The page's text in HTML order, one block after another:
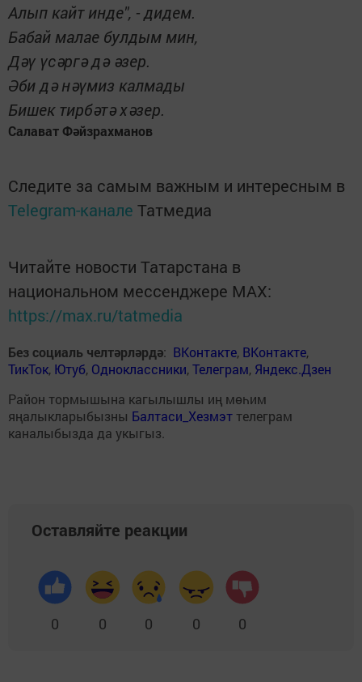
Алып кайт инде", - дидем.
Бабай малае булдым мин,
Дәү үсәргә дә әзер.
Әби дә нәүмиз калмады
Бишек тирбәтә хәзер.
Салават Фәйзрахманов
Следите за самым важным и интересным в
Telegram-канале Татмедиа
Читайте новости Татарстана в
национальном мессенджере MАХ:
https://max.ru/tatmedia
Без социаль челтәрләрдә: ВКонтакте, ВКонтакте,
ТикТок, Ютуб, Одноклассники,Телеграм, Яндекс.Дзен
Район тормышына кагылышлы иң мөһим
яңалыкларыбызны Балтаси_Хезмэт телеграм
каналыбызда да укыгыз.
Оставляйте реакции
0 0 0 0 0